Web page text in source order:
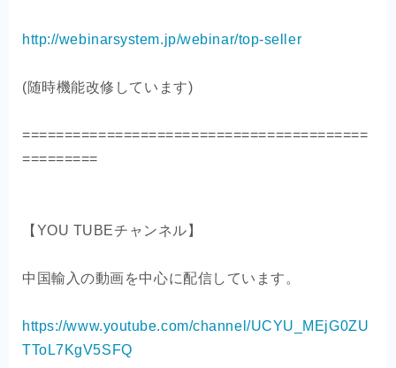
http://webinarsystem.jp/webinar/top-seller
(随時機能改修しています)
=========================================
=========
【YOU TUBEチャンネル】
中国輸入の動画を中心に配信しています。
https://www.youtube.com/channel/UCYU_MEjG0ZU
TToL7KgV5SFQ